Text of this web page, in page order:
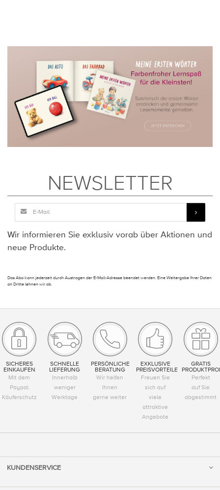
NEWSLETTER
Wir informieren Sie exklusiv vorab über Aktionen und
neue Produkte.
Das Abo kann jederzeit durch Austragen der E-Mail-Adresse beendet werden. Eine Weitergabe Ihrer Daten
an Dritte lehnen wir ab.
SICHERES
EINKAUFEN
Mit dem
Paypal
Käuferschutz
SCHNELLE
LIEFERUNG
Innerhalb
weniger
Werktage
PERSÖNLICHE
BERATUNG
Wir helfen
Ihnen
gerne weiter
EXKLUSIVE
PREISVORTEILE
Freuen Sie
sich auf
viele
attraktive
Angebote
GRATIS
Perfekt
auf Sie
abgestimmt
KUNDENSERVICE